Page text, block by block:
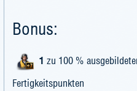
Bonus:
1 zu 100 %
Fertigkeitspunkten